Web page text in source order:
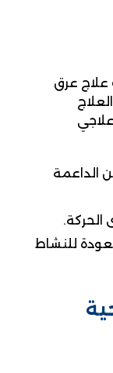
عرق
الداعمة
الحركة.
للنشاط